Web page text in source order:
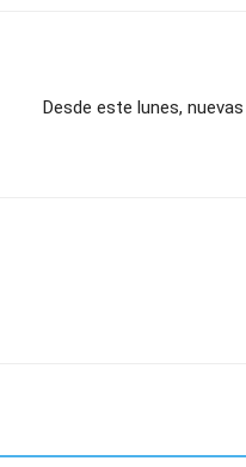
Desde este lunes,